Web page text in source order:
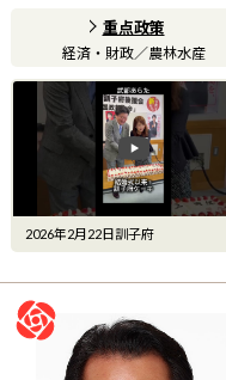
重点政策
経済・財政／農林水産
2026年2月22日訓子府